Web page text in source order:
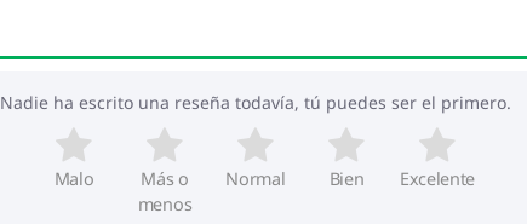
Nadie ha escrito una reseña todavía, tú puedes ser el primero.
Malo
Más o
menos
Normal Bien Excelente